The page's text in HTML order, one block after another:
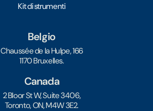
Kit di strumenti
Belgio
Chaussée de la Hulpe, 166
1170 Bruxelles.
Canada
2 Bloor St W, Suite 3406,
Toronto, ON, M4W 3E2.